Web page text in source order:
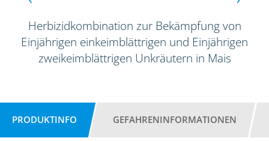
Herbizidkombination zur Bekämpfung von
Einjährigen einkeimblättrigen und Einjährigen
zweikeimblättrigen Unkräutern in Mais
PRODUKTINFO GEFAHRENINFORMATIONEN